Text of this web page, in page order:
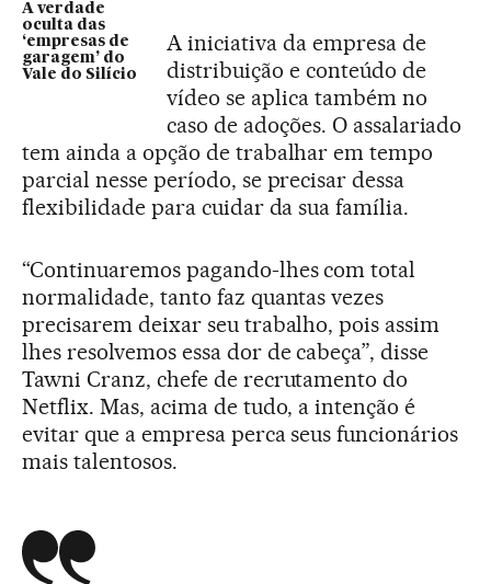
A verdade
oculta das
‘empresas de
garagem’ do
Vale do Silício
A iniciativa da empresa de
distribuição e conteúdo de
vídeo se aplica também no
caso de adoções. O assalariado
tem ainda a opção de trabalhar em tempo
parcial nesse período, se precisar dessa
flexibilidade para cuidar da sua família.
“Continuaremos pagando-lhes com total
normalidade, tanto faz quantas vezes
precisarem deixar seu trabalho, pois assim
lhes resolvemos essa dor de cabeça”, disse
Tawni Cranz, chefe de recrutamento do
Netflix. Mas, acima de tudo, a intenção é
evitar que a empresa perca seus funcionários
mais talentosos.